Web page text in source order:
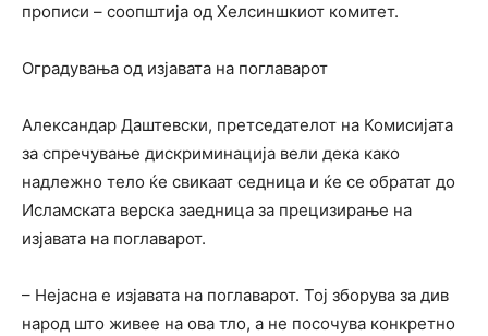
прописи – соопштија од Хелсиншкиот комитет.
Оградувања од изјавата на поглаварот
Александар Даштевски, претседателот на Комисијата
за спречување дискриминација вели дека како
надлежно тело ќе свикаат седница и ќе се обратат до
Исламската верска заедница за прецизирање на
изјавата на поглаварот.
– Нејасна е изјавата на поглаварот. Тој зборува за див
народ што живее на ова тло, а не посочува конкретно